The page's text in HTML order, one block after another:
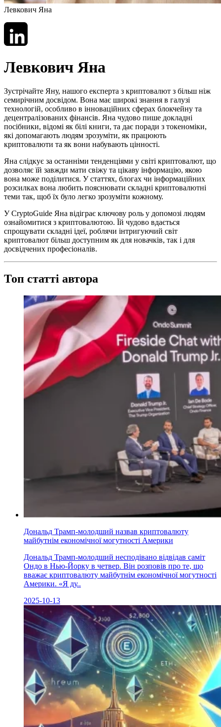
Левкович Яна
Левкович Яна
Зустрічайте Яну, нашого експерта з криптовалют з більш ніж
семирічним досвідом. Вона має широкі знання в галузі
технологій, особливо в інноваційних сферах блокчейну та
децентралізованих фінансів. Яна чудово пише докладні
посібники, відомі як білі книги, та дає поради з токеноміки,
які допомагають людям зрозуміти, як працюють
криптовалюти та як вони набувають цінності.
Яна слідкує за останніми тенденціями у світі криптовалют, що
дозволяє їй завжди мати свіжу та цікаву інформацію, якою
вона може поділитися. У статтях, блогах чи інформаційних
розсилках вона любить пояснювати складні криптовалютні
теми так, щоб їх було легко зрозуміти кожному.
У CryptoGuide Яна відіграє ключову роль у допомозі людям
ознайомитися з криптовалютою. Їй чудово вдається
спрощувати складні ідеї, роблячи інтригуючий світ
криптовалют більш доступним як для новачків, так і для
досвідчених професіоналів.
Топ статті автора
Дональд Трамп-молодший назвав криптовалюту
майбутнім економічної могутності Америки
Дональд Трамп-молодший несподівано відвідав саміт
Ондо в Нью-Йорку в четвер. Він розповів про те, що
вважає криптовалюту майбутнім економічної могутності
Америки. «Я ду..
2025-10-13